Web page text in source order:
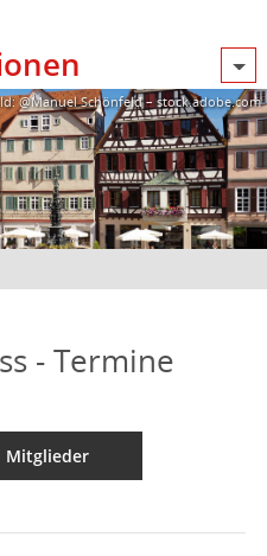
@Manuel Schönfeld – stock.adobe.com
- Termine
Mitglieder